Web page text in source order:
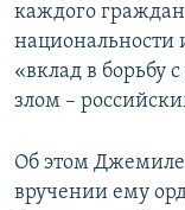
каждого
национальности
«вклад в
злом –
Об этом
вручении ему